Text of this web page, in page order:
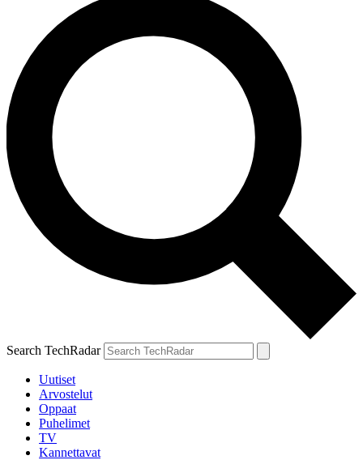
Search TechRadar
Uutiset
Arvostelut
Oppaat
Puhelimet
TV
Kannettavat